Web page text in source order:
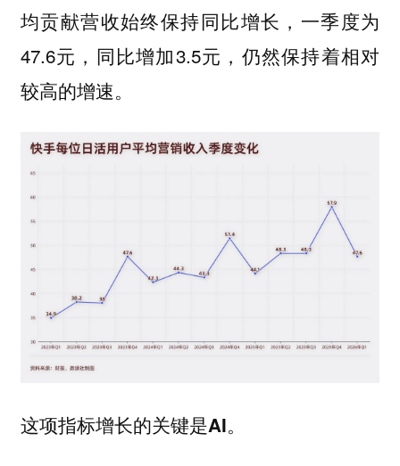
均贡献营收始终保持同比增长，一季度为
47.6元，同比增加3.5元，仍然保持着相对
较高的增速。
这项指标增长的关键是AI。